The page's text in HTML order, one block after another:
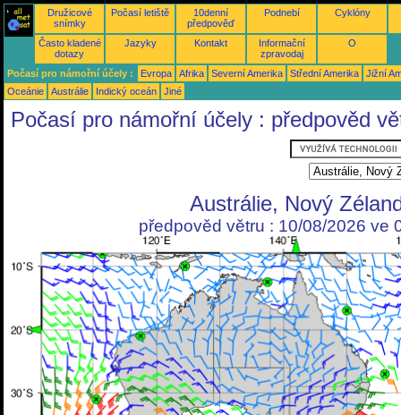
Družicové
snímky
Počasí letiště
10denní
předpověď
Podnebí Cyklóny
Často kladené
dotazy
Jazyky Kontakt
Informační
zpravodaj
O
Počasí pro námořní účely : Evropa Afrika Severní Amerika Střední Amerika
Jižní
Oceánie
Austrálie Indický oceán Jiné
Počasí pro námořní účely : předpověd
Austrálie, Nový
předpověd větru : 10/08/2026 ve